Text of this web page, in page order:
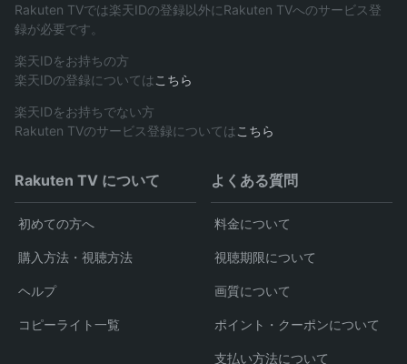
Rakuten TVでは楽天IDの登録以外にRakuten TVへのサービス登
録が必要です。
楽天IDをお持ちの方
楽天IDの登録については こちら
楽天IDをお持ちでない方
Rakuten TVのサービス登録については こちら
Rakuten TV について
初めての方へ
購入方法・視聴方法
ヘルプ
コピーライト一覧
よくある質問
料金について
視聴期限について
画質について
ポイント・クーポンについて
支払い方法について